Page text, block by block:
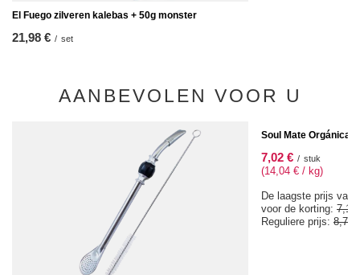
El Fuego zilveren kalebas + 50g monster
21,98 € / set
AANBEVOLEN VOOR U
Soul Mate Orgánica
7,02 € / stuk
(14,04 € / kg)
De laagste prijs van
voor de korting: 7,18
Reguliere prijs: 8,77